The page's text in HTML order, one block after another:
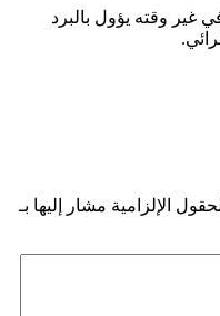
وقته يؤول بالبرد
الإلزامية مشار إليها بـ